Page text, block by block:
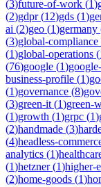
(3)future-of-work (1)
(2)gdpr(12)gds (1)
ai (2)geo (1)germany
(3)global-compliance
(1)global-operations (
(76)google (1)
business-profile (1)
(1)governance (8)
(3)green-it (1)green-
(1)growth (1)grpc (1)
(2)handmade (3)
(4)headless-
analytics (1)
(1)hetzner(1)higher-
(2)home-goods (1)